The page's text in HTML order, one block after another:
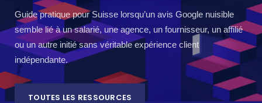
Guide pratique pour Suisse lorsqu’un avis Google nuisible
semble lié à un salarié, une agence, un fournisseur, un affilié
ou un autre initié sans véritable expérience client
indépendante.
TOUTES LES RESSOURCES